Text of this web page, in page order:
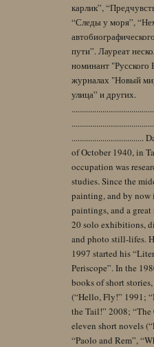
карлик”,
“Следы у моря”,
пути”. Лауреат
номинант "Русского
журналах "Новый
улица” и других.
...................................
of October 1940, in
occupation was
studies. Since the
painting, and by now
paintings, and a
20 solo exhibitions,
and photo still-lifes.
1997 started his
Periscope”. In the
books of short
(“Hello, Fly!” 1991;
the Tail!” 2008;
eleven short novels
“Paolo and Rem”,